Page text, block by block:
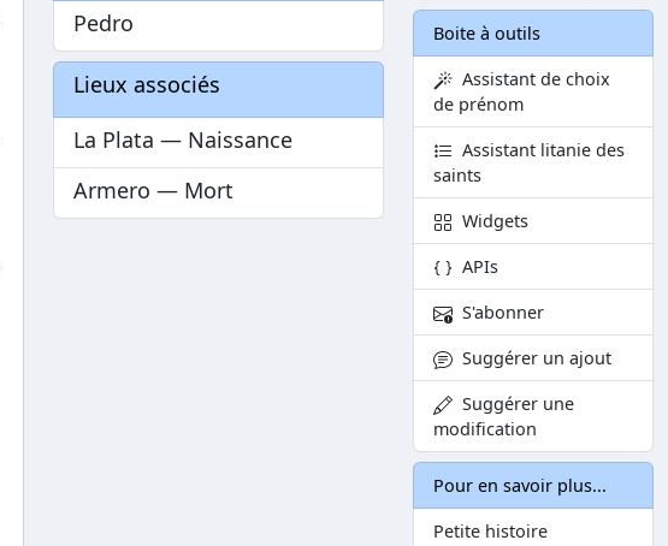
Pedro
Lieux associés
La Plata — Naissance
Armero — Mort
Boite à outils
Assistant de choix
de prénom
Assistant litanie des
saints
Widgets
APIs
S'abonner
Suggérer un ajout
Suggérer une
modification
Pour en savoir plus...
Petite histoire